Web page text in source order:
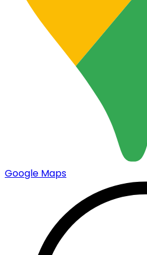
Google Maps